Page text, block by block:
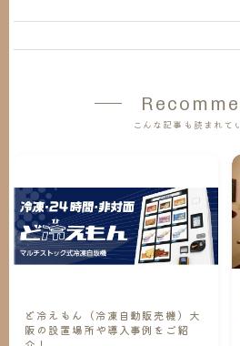
こんな記事も読まれて
ど冷えもん（冷凍自動販売機）大
阪の設置場所や導入事例をご紹